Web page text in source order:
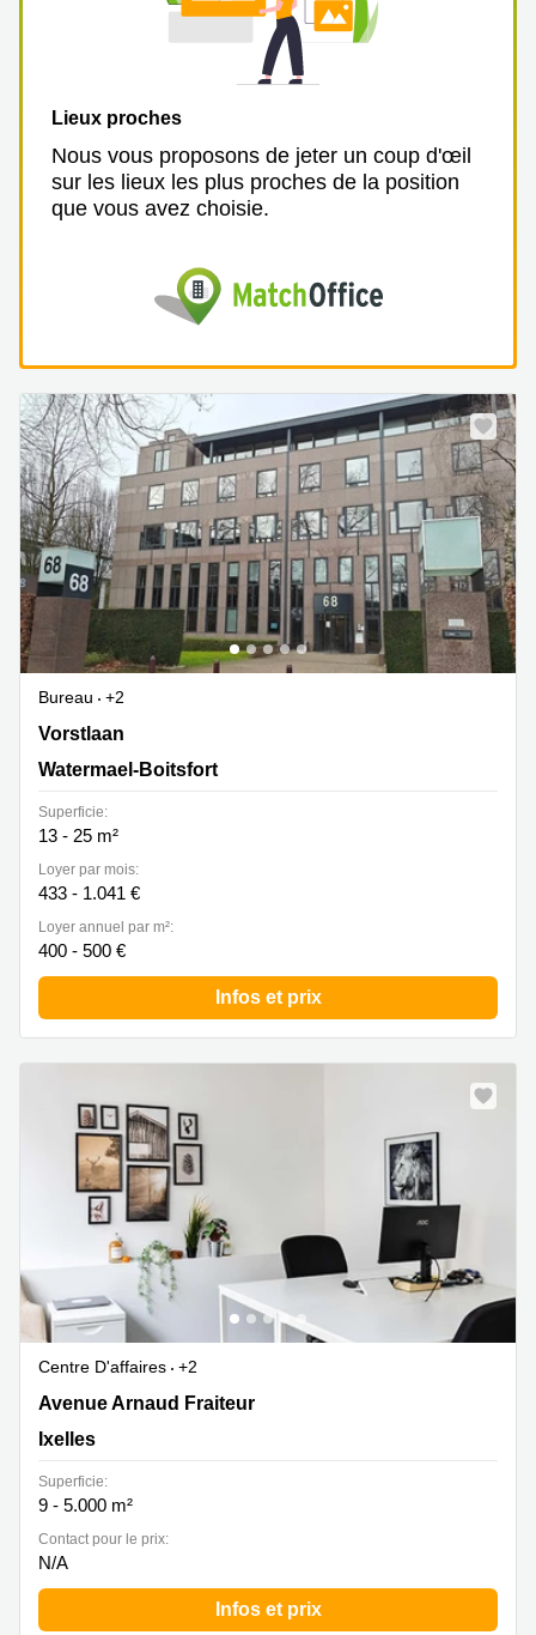
Lieux proches
Nous vous proposons de jeter un coup d'œil
sur les lieux les plus proches de la position
que vous avez choisie.
Bureau
+2
Vorstlaan 68, Watermael-Boitsfort
Vorstlaan
Watermael-Boitsfort
Superficie:
13 - 25 m²
Loyer par mois:
433 - 1.041 €
Loyer annuel par m²:
400 - 500 €
Infos et prix
Centre D'affaires
+2
Avenue Arnaud Fraiteur 15, Ixelles
Avenue Arnaud Fraiteur
Ixelles
Superficie:
9 - 5.000 m²
Contact pour le prix:
N/A
Infos et prix